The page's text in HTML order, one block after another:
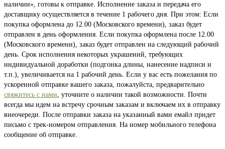
наличии», готовы к отправке. Исполнение заказа и передача его
доставщику осуществляется в течение 1 рабочего дня. При этом: Если
покупка оформлена до 12.00 (Московского времени), заказ будет
отправлен в день оформления. Если покупка оформлена после 12.00
(Московского времени), заказ будет отправлен на следующий рабочий
день. Срок исполнения некоторых украшений, требующих
индивидуальной доработки (подгонка длины, нанесение надписи и
т.п.), увеличивается на 1 рабочий день. Если у вас есть пожелания по
ускоренной отправке вашего заказа, пожалуйста, предварительно
свяжитесь с нами, уточните о наличии такой возможности. Почти
всегда мы идем на встречу срочным заказам и включаем их в отправку
внеочереди. После отправки заказа на указанный вами емайл придет
письмо с трек-номером отправления. На номер мобильного телефона
сообщение об отправке.